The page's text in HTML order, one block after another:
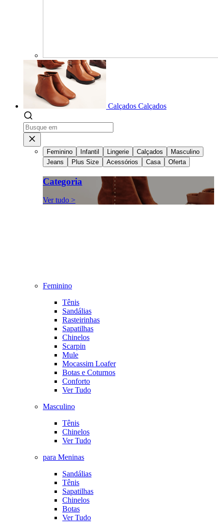
Calçados Calçados
Feminino Infantil Lingerie Calçados
Masculino
Jeans
Plus Size Acessórios Casa Oferta
Categoria
Ver tudo >
Feminino
Tênis
Sandálias
Rasteirinhas
Sapatilhas
Chinelos
Scarpin
Mule
Mocassim Loafer
Botas e Coturnos
Conforto
Ver Tudo
Masculino
Tênis
Chinelos
Ver Tudo
para Meninas
Sandálias
Tênis
Sapatilhas
Chinelos
Botas
Ver Tudo